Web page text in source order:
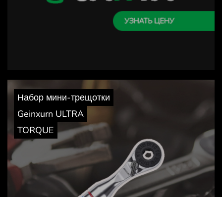
Набор мини-трещотки
Geinxurn ULTRA
TORQUE